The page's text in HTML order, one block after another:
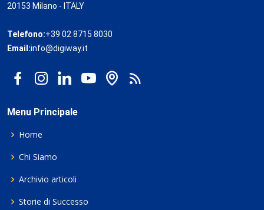
20153 Milano - ITALY
Telefono:+39 02 8715 8030
Email:info@digiway.it
Menu Principale
Home
Chi Siamo
Archivio articoli
Storie di Successo